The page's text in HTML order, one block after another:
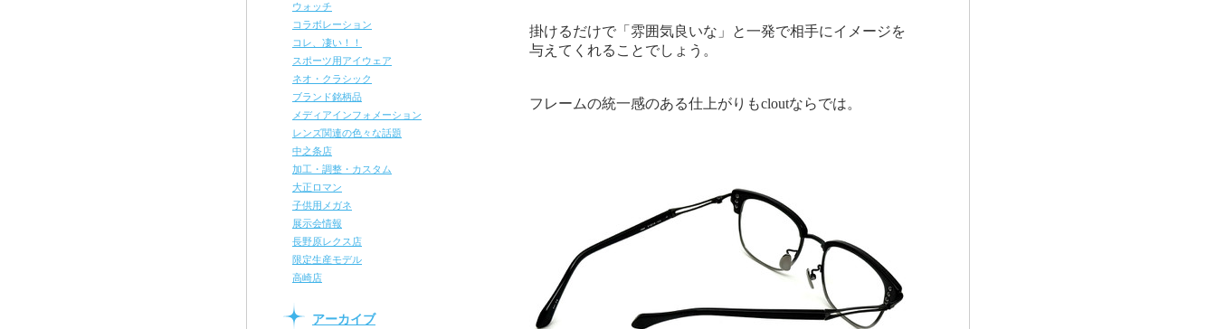
ウォッチ
コラボレーション
コレ、凄い！！
スポーツ用アイウェア
ネオ・クラシック
ブランド銘柄品
メディアインフォメーション
レンズ関連の色々な話題
中之条店
加工・調整・カスタム
大正ロマン
子供用メガネ
展示会情報
長野原レクス店
限定生産モデル
高崎店
アーカイブ
掛けるだけで「雰囲気良いな」と一発で相手にイメージを
与えてくれることでしょう。
フレームの統一感のある仕上がりもcloutならでは。